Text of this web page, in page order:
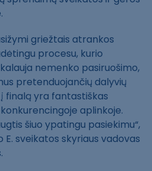
griežtais atrankos
procesu, kurio
nemenko pasiruošimo,
pretenduojančių dalyvių
finalą yra fantastiškas
aplinkoje.
šiuo ypatingu pasiekimu“,
sveikatos skyriaus vadovas